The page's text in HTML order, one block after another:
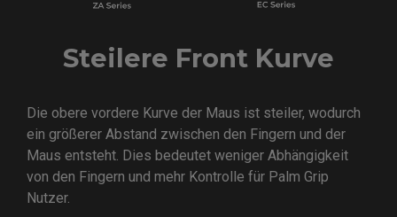
Steilere Front Kurve
Die obere vordere Kurve der Maus ist steiler, wodurch
ein größerer Abstand zwischen den Fingern und der
Maus entsteht. Dies bedeutet weniger Abhängigkeit
von den Fingern und mehr Kontrolle für Palm Grip
Nutzer.